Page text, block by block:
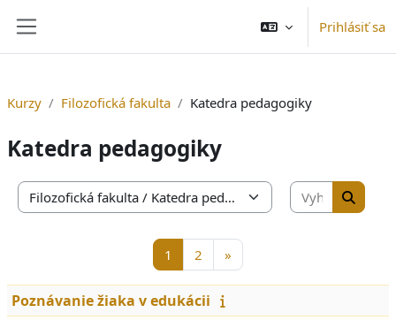
Prihlásiť sa
Kurzy Filozofická fakulta Katedra pedagogiky
Katedra pedagogiky
Kategórie kurzov
Vyhľadať
1 Strana 1
2 Strana 2
»
Poznávanie žiaka v edukácii